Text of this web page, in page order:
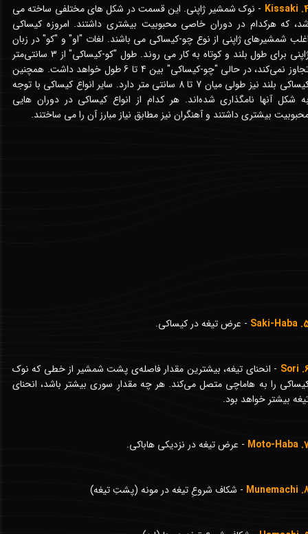
5. - عرض تیغه در کیساکی.
6.
- انحنای تیغه، بیشترین مقدار فاصله‌ی پشت شمشیر از خطی که نوک
را به هاماچی متصل می‌کند. هر چه مقدارِ سوری بیشتر باشد، انحنای
بیشتر خواهد بود.
7. - عرض تیغه در نزدیکی هاباکی.
8. - شکاف شروعِ تیغه در مونه (پشتِ تیغه)
4.
- نوک شمشیر ژاپنی. این قسمت در شکل های مختلفی ساخته می
که هرکدام در دوران خاصی محبوبیت بیشتری داشتند. امروزه کیساکی
شمشیرهای ژاپنی از نوع چو-کیساکی می باشند. لغات "او" و "کو" در زبان
ژاپنی برای طول بلند و کوتاه به کار می روند. طول "کو-کیساکی" از 3 سانتی‌متر
تجاوز نمی‌کند، در حالی "چو-کیساکی" بین 4 تا 6 طول خواهد داشت. همچنین
کیساکی بلند نیز طولی میان 7 تا 8 سانتی متر دارد. سایر انواع کیساکی با توجه
شکل آنها نامگذاری شده‌اند. هر کدام از انواع کیساکی در دوران هایی
بیشتری داشتند و آهنگران نیز مطابق نیاز مبارز آن را می ساختند.